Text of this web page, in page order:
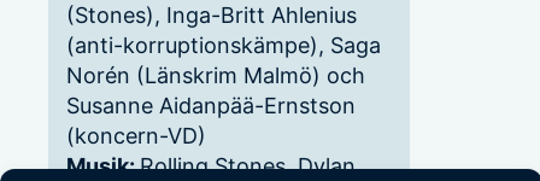
(Stones), Inga-Britt Ahlenius
(anti-korruptionskämpe), Saga
Norén (Länskrim Malmö) och
Susanne Aidanpää-Ernstson
(koncern-VD)
Musik:Rolling Stones, Dylan